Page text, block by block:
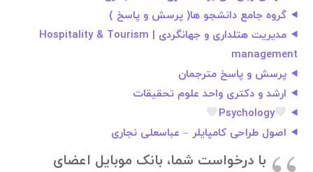
گروه جامع دانشجو ها( پرسش و پاسخ )
مدیریت هتلداری و جهانگردی | Hospitality & Tourism
management
پرسش و پاسخ مترجمان
ارشد و دکتری واحد علوم تحقیقات
Psychology
اصول طراحی کامپایلر – عباسعلی نجاری
با درخواست شما، بانک موبایل اعضای